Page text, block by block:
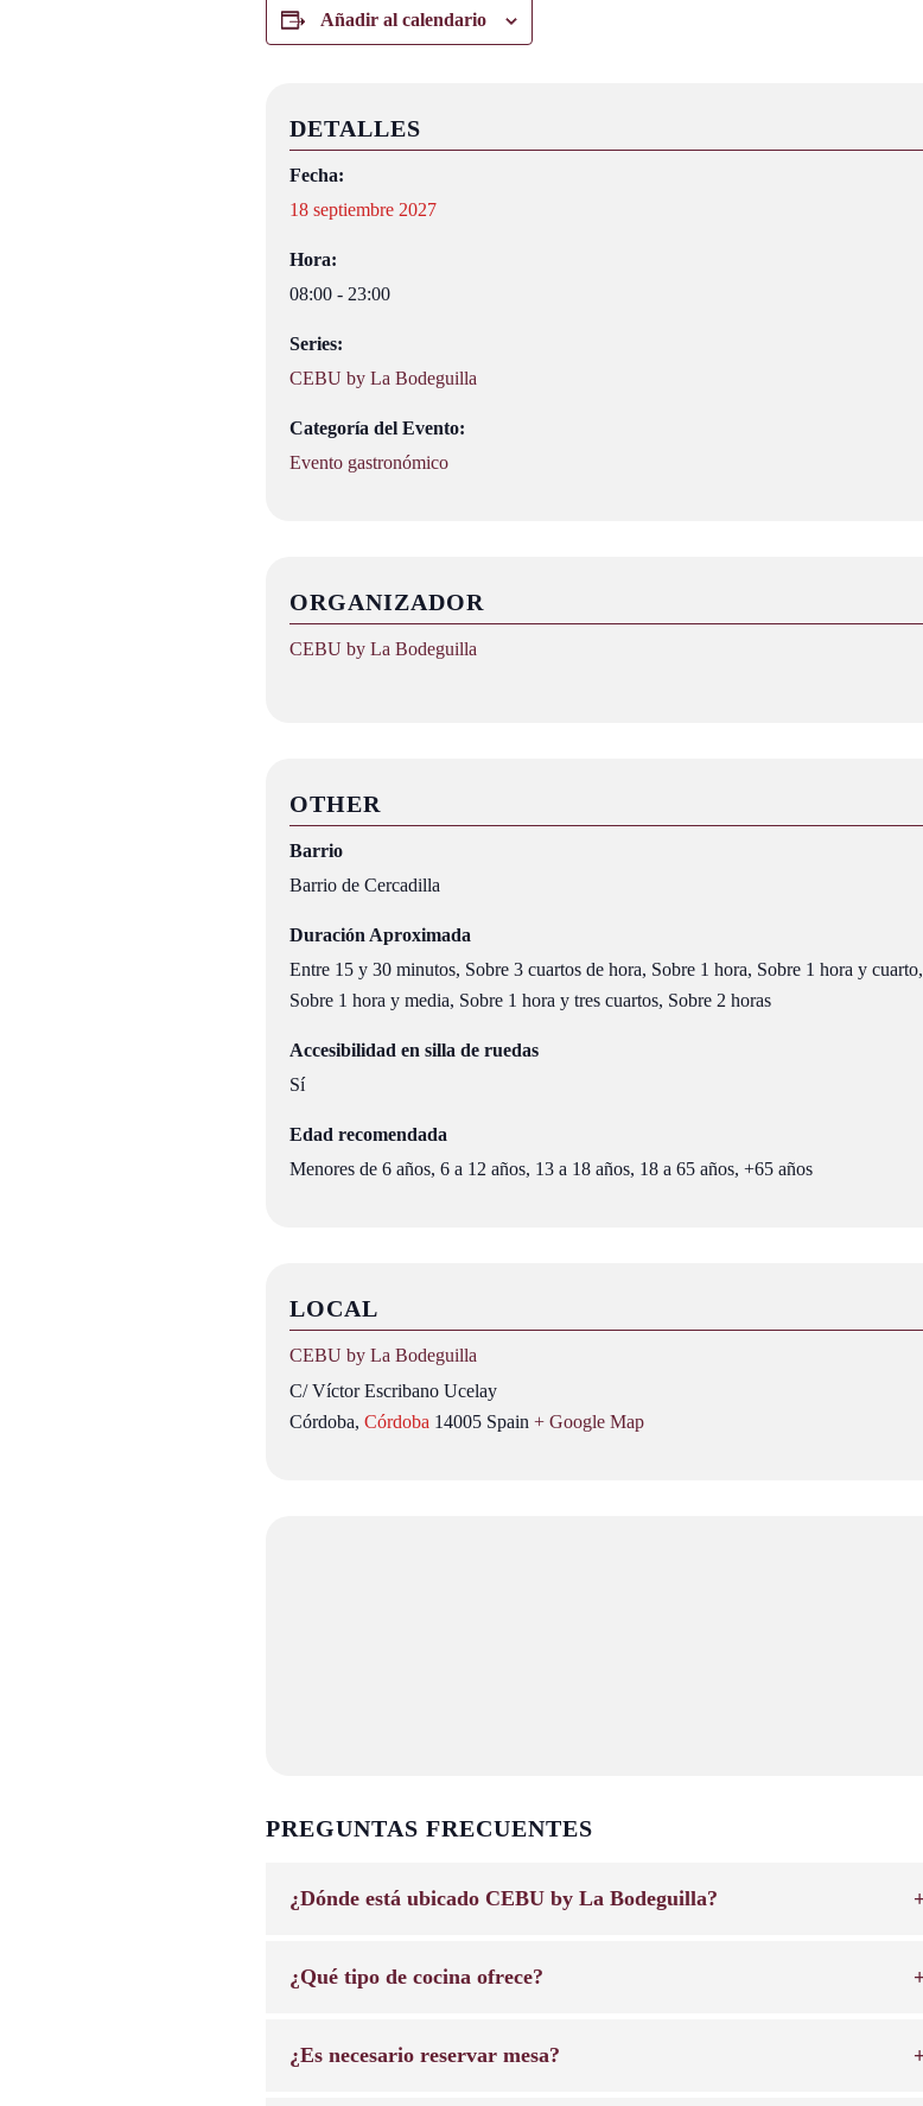
Añadir al calendario
DETALLES
Fecha:
18 septiembre 2027
Hora:
08:00 - 23:00
Series:
CEBU by La Bodeguilla
Categoría del Evento:
Evento gastronómico
ORGANIZADOR
CEBU by La Bodeguilla
OTHER
Barrio
Barrio de Cercadilla
Duración Aproximada
Entre 15 y 30 minutos, Sobre 3 cuartos de hora, Sobre 1 hora, Sobre 1 hora y cuarto,
Sobre 1 hora y media, Sobre 1 hora y tres cuartos, Sobre 2 horas
Accesibilidad en silla de ruedas
Sí
Edad recomendada
Menores de 6 años, 6 a 12 años, 13 a 18 años, 18 a 65 años, +65 años
LOCAL
CEBU by La Bodeguilla
C/ Víctor Escribano Ucelay
Córdoba, Córdoba 14005 Spain + Google Map
PREGUNTAS FRECUENTES
¿Dónde está ubicado CEBU by La Bodeguilla?
¿Qué tipo de cocina ofrece?
¿Es necesario reservar mesa?